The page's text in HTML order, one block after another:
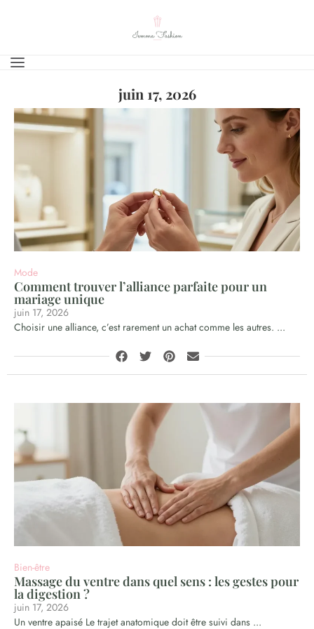
juin 17, 2026
Mode
Comment trouver l’alliance parfaite pour un
mariage unique
juin 17, 2026
Choisir une alliance, c’est rarement un achat comme les autres. ...
Bien-être
Massage du ventre dans quel sens : les gestes pour
la digestion ?
juin 17, 2026
Un ventre apaisé Le trajet anatomique doit être suivi dans ...